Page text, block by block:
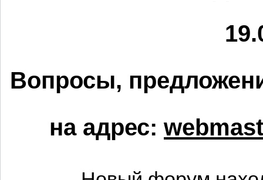
Вопросы,
на адрес: